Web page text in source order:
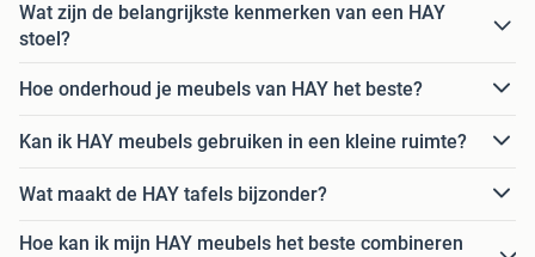
Wat zijn de belangrijkste kenmerken van een HAY
stoel?
Hoe onderhoud je meubels van HAY het beste?
Kan ik HAY meubels gebruiken in een kleine ruimte?
Wat maakt de HAY tafels bijzonder?
Hoe kan ik mijn HAY meubels het beste combineren